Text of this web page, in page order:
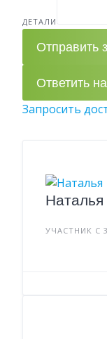
ДЕТАЛИ
Отправить
Ответить
Запросить
Наталья
УЧАСТНИК С